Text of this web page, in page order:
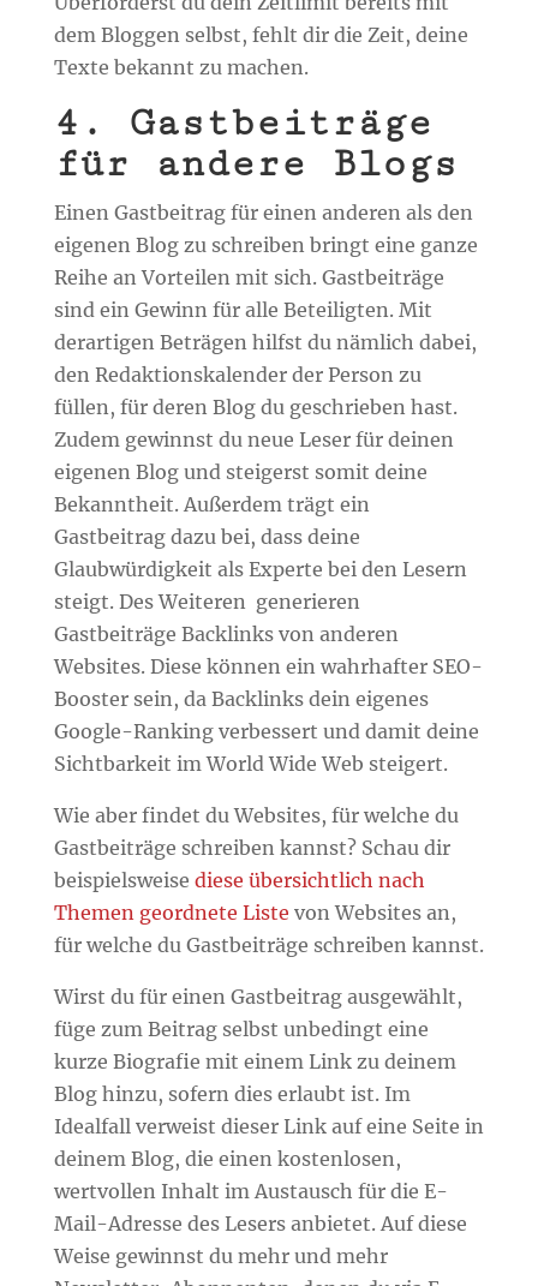
dem Bloggen selbst, fehlt dir die Zeit, deine
Texte bekannt zu machen.
4. Gastbeiträge
für andere Blogs
Einen Gastbeitrag für einen anderen als den
eigenen Blog zu schreiben bringt eine ganze
Reihe an Vorteilen mit sich. Gastbeiträge
sind ein Gewinn für alle Beteiligten. Mit
derartigen Beträgen hilfst du nämlich dabei,
den Redaktionskalender der Person zu
füllen, für deren Blog du geschrieben hast.
Zudem gewinnst du neue Leser für deinen
eigenen Blog und steigerst somit deine
Bekanntheit. Außerdem trägt ein
Gastbeitrag dazu bei, dass deine
Glaubwürdigkeit als Experte bei den Lesern
steigt. Des Weiteren generieren
Gastbeiträge Backlinks von anderen
Websites. Diese können ein wahrhafter SEO-
Booster sein, da Backlinks dein eigenes
Google-Ranking verbessert und damit deine
Sichtbarkeit im World Wide Web steigert.
Wie aber findet du Websites, für welche du
Gastbeiträge schreiben kannst? Schau dir
beispielsweise diese übersichtlich nach
Themen geordnete Liste von Websites an,
für welche du Gastbeiträge schreiben kannst.
Wirst du für einen Gastbeitrag ausgewählt,
füge zum Beitrag selbst unbedingt eine
kurze Biografie mit einem Link zu deinem
Blog hinzu, sofern dies erlaubt ist. Im
Idealfall verweist dieser Link auf eine Seite in
deinem Blog, die einen kostenlosen,
wertvollen Inhalt im Austausch für die E-
Mail-Adresse des Lesers anbietet. Auf diese
Weise gewinnst du mehr und mehr